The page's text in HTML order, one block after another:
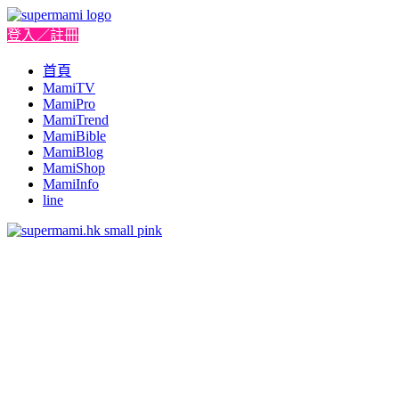
登入／註冊
首頁
MamiTV
MamiPro
MamiTrend
MamiBible
MamiBlog
MamiShop
MamiInfo
line